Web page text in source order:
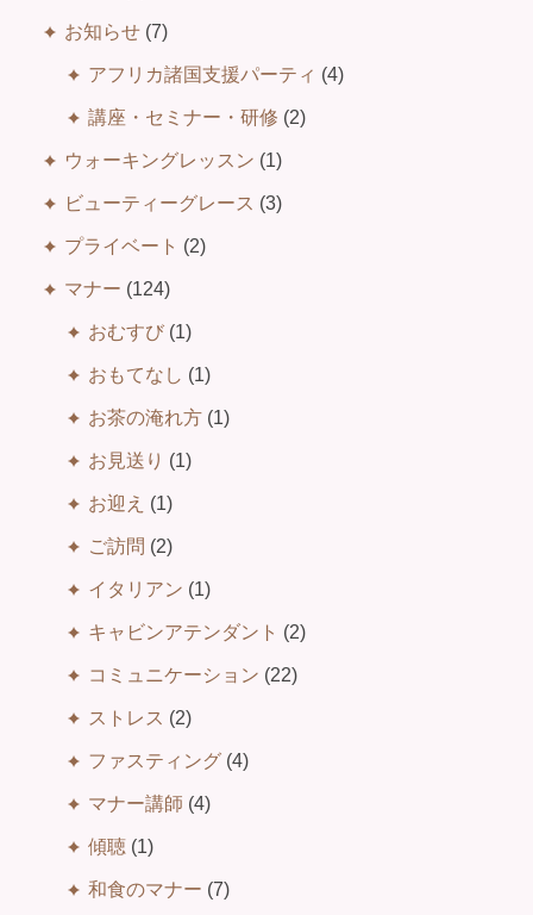
お知らせ (7)
アフリカ諸国支援パーティ (4)
講座・セミナー・研修 (2)
ウォーキングレッスン (1)
ビューティーグレース (3)
プライベート (2)
マナー (124)
おむすび (1)
おもてなし (1)
お茶の淹れ方 (1)
お見送り (1)
お迎え (1)
ご訪問 (2)
イタリアン (1)
キャビンアテンダント (2)
コミュニケーション (22)
ストレス (2)
ファスティング (4)
マナー講師 (4)
傾聴 (1)
和食のマナー (7)